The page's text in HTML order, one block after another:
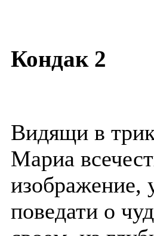
Кондак 2
Видящи в
Мариа
изображение,
поведати о